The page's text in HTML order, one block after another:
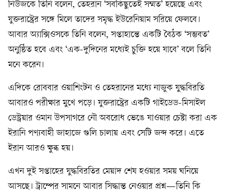
নিউজকে তিনি বলেন, তেহরান ‘সবকিছুতেই সম্মত’ হয়েছে এবং
যুক্তরাষ্ট্রের সঙ্গে মিলে তাদের সমৃদ্ধ ইউরেনিয়াম সরিয়ে ফেলবে।
আবার অ্যাক্সিওসকে তিনি বলেন, সপ্তাহান্তে একটি বৈঠক ‘সম্ভবত’
অনুষ্ঠিত হবে এবং ‘এক-দুদিনের মধ্যেই চুক্তি হয়ে যাবে’ বলে তিনি
মনে করেন।
এদিকে রোববার ওয়াশিংটন ও তেহরানের মধ্যে নাজুক যুদ্ধবিরতি
আবারও পরীক্ষার মুখে পড়ে। যুক্তরাষ্ট্রের একটি গাইডেড-মিসাইল
ডেস্ট্রয়ার ওমান উপসাগরে নৌ অবরোধ ভেঙে যাওয়ার চেষ্টা করা এক
ইরানি পণ্যবাহী জাহাজে গুলি চালায় এবং সেটি জব্দ করে। এতে
ইরান আরও ক্ষুব্ধ হয়।
এখন দুই সপ্তাহের যুদ্ধবিরতির মেয়াদ শেষ হওয়ার সময় ঘনিয়ে
আসছে। ট্রাম্পের সামনে আবার সিদ্ধান্ত নেওয়ার প্রশ্ন—তিনি কি